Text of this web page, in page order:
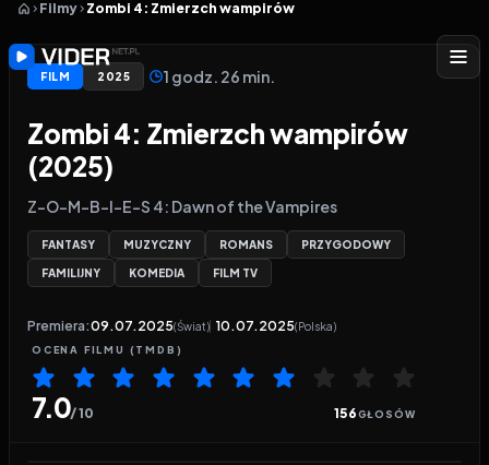
Filmy Zombi 4: Zmierzch wampirów
FILM 2025 1 godz. 26 min.
Zombi 4: Zmierzch wampirów
(2025)
Z-O-M-B-I-E-S 4: Dawn of the Vampires
FANTASY MUZYCZNY ROMANS PRZYGODOWY
FAMILIJNY KOMEDIA FILM TV
Premiera:09.07.2025(Świat) 10.07.2025(Polska)
OCENA FILMU (TMDB)
7.0/ 10 156GŁOSÓW